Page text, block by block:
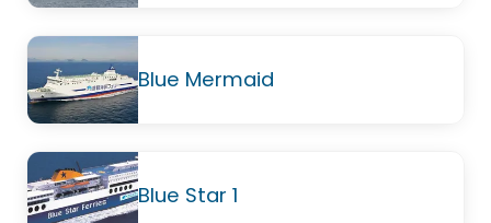
Blue Mermaid
Blue Star 1